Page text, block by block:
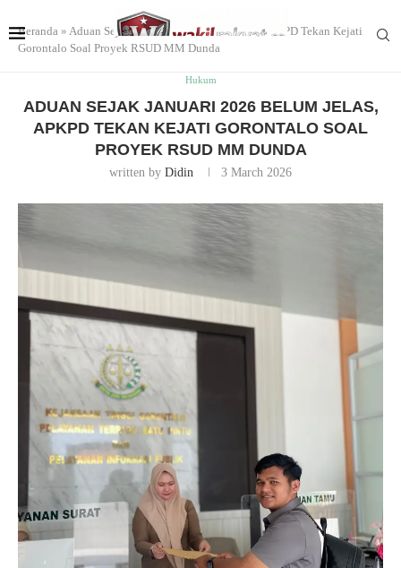
Beranda » Aduan Sejak Januari 2026 Belum Jelas, APKPD Tekan Kejati
Gorontalo Soal Proyek RSUD MM Dunda
Hukum
ADUAN SEJAK JANUARI 2026 BELUM JELAS,
APKPD TEKAN KEJATI GORONTALO SOAL
PROYEK RSUD MM DUNDA
written by Didin 3 March 2026